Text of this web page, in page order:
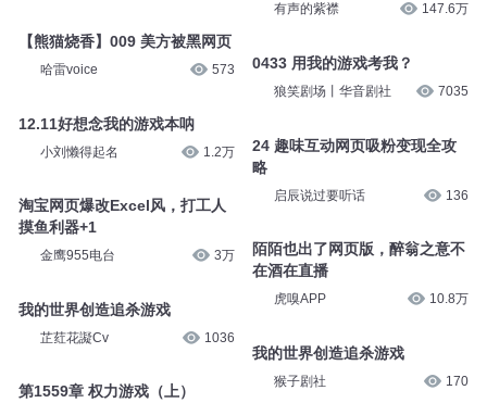
【熊猫烧香】009 美方被黑网页
哈雷voice 573
12.11好想念我的游戏本呐
小刘懒得起名 1.2万
淘宝网页爆改Excel风，打工人
摸鱼利器+1
金鹰955电台 3万
我的世界创造追杀游戏
芷荭花譺Cv 1036
第1559章 权力游戏（上）
有声的紫襟 147.6万
0433 用我的游戏考我？
狼笑剧场丨华音剧社 7035
24 趣味互动网页吸粉变现全攻
略
启辰说过要听话 136
陌陌也出了网页版，醉翁之意不
在酒在直播
虎嗅APP 10.8万
我的世界创造追杀游戏
猴子剧社 170